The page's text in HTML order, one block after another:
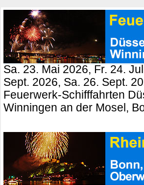
Sa. 23. Mai 2026, Fr. 24.
Sept. 2026, Sa. 26. Sept.
Feuerwerk-Schifffahrten
Winningen an der Mosel,